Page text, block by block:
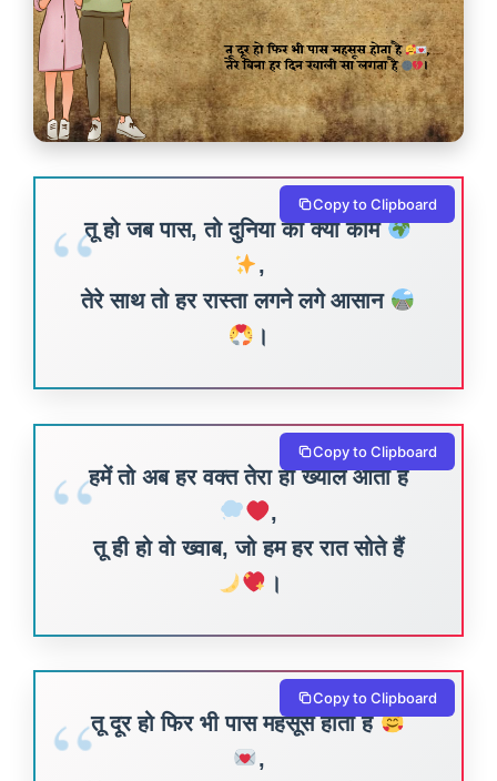
तू हो जब पास, तो दुनिया का क्या काम
,
तेरे साथ तो हर रास्ता लगने लगे आसान
।
Copy to Clipboard
हमें तो अब हर वक्त तेरा ही ख्याल आता है
,
तू ही हो वो ख्वाब, जो हम हर रात सोते हैं
।
Copy to Clipboard
तू दूर हो फिर भी पास महसूस होता है
,
Copy to Clipboard